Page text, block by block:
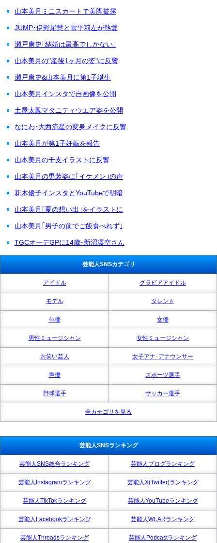
山本美月ミニスカートで美脚披露
JUMP･伊野尾慧と雪平莉左が熱愛
瀬戸康史｢結婚は最高でしかない｣
山本美月の"産後1ヶ月の姿"に反響
瀬戸康史&山本美月に第1子誕生
山本美月インスタで自画像を公開
土屋太鳳マタニティウエア姿を公開
なにわ･大西流星の変身メイクに反響
山本美月が第1子妊娠を報告
山本美月の干支イラストに反響
山本美月の男装姿に｢イケメン｣の声
新木優子インスタとYouTubeで明暗
山本美月｢夏の想い出｣をイラストに
山本美月｢男子の前でご飯食べれず｣
TGCオーデGPに14歳･新沼凛空さん
芸能人SNSカテゴリ
アイドル グラビアアイドル
モデル タレント
俳優 女優
男性ミュージシャン 女性ミュージシャン
お笑い芸人 女子アナ･アナウンサー
声優 スポーツ選手
野球選手 サッカー選手
全カテゴリを見る
芸能人SNSランキング
芸能人SNS総合ランキング 芸能人ブログランキング
芸能人Instagramランキング 芸能人X(Twitter)ランキング
芸能人TikTokランキング 芸能人YouTubeランキング
芸能人Facebookランキング 芸能人WEARランキング
芸能人Threadsランキング 芸能人Podcastランキング